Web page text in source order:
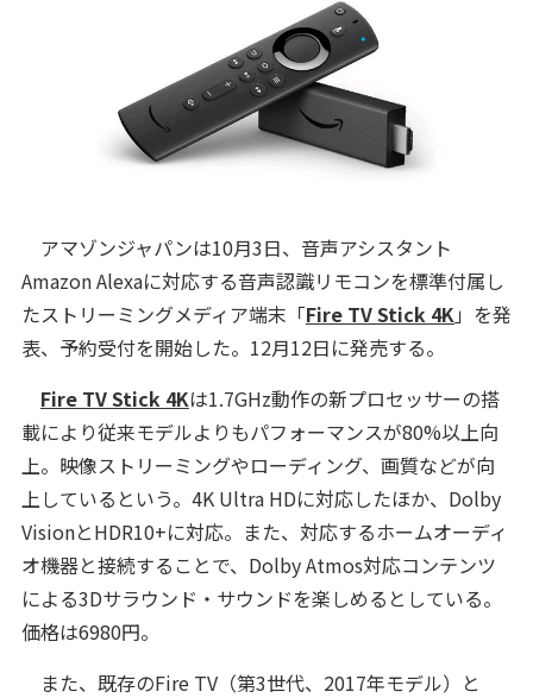
アマゾンジャパンは10月3日、音声アシスタント
Amazon Alexaに対応する音声認識リモコンを標準付属し
たストリーミングメディア端末「Fire TV Stick 4K」を発
表、予約受付を開始した。12月12日に発売する。
Fire TV Stick 4Kは1.7GHz動作の新プロセッサーの搭
載により従来モデルよりもパフォーマンスが80%以上向
上。映像ストリーミングやローディング、画質などが向
上しているという。4K Ultra HDに対応したほか、Dolby
VisionとHDR10+に対応。また、対応するホームオーディ
オ機器と接続することで、Dolby Atmos対応コンテンツ
による3Dサラウンド・サウンドを楽しめるとしている。
価格は6980円。
また、既存のFire TV（第3世代、2017年モデル）と